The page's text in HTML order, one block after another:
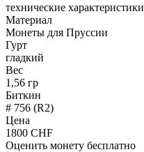
технические характеристики
Материал
Монеты для Пруссии
Гурт
гладкий
Вес
1,56 гр
Биткин
# 756 (R2)
Цена
1800 CHF
Оценить монету бесплатно